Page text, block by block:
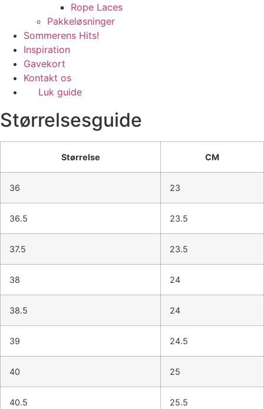
Rope Laces
Pakkeløsninger
Sommerens Hits!
Inspiration
Gavekort
Kontakt os
Luk guide
Størrelsesguide
Størrelse CM
36 23
36.5 23.5
37.5 23.5
38 24
38.5 24
39 24.5
40 25
40.5 25.5